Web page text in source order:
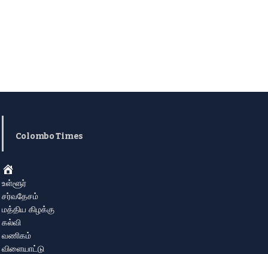
Colombo Times
உள்ளூர்
சர்வதேசம்
மத்திய கிழக்கு
கல்வி
வணிகம்
விளையாட்டு